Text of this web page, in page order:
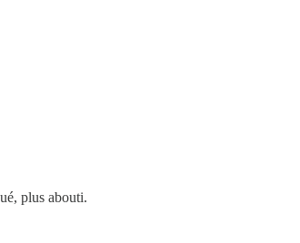
plus abouti.